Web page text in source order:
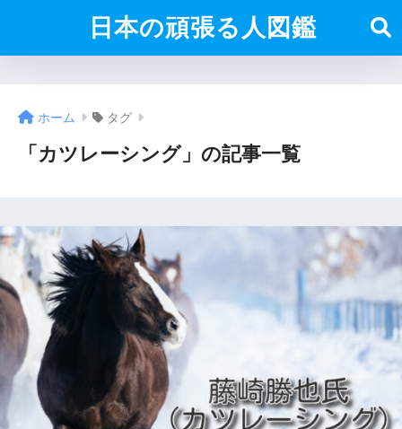
日本の頑張る人図鑑
ホーム タグ
「カツレーシング」の記事一覧